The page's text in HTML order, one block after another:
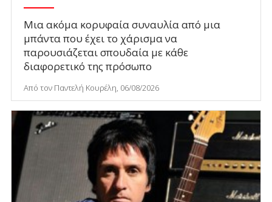
Μια ακόμα κορυφαία συναυλία από μια
μπάντα που έχει το χάρισμα να
παρουσιάζεται σπουδαία με κάθε
διαφορετικό της πρόσωπο
Από τον Παντελή Κουρέλη, 06/08/2026